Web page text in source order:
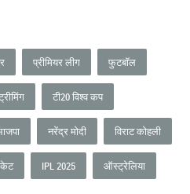
प्रीमियर लीग फुटबॉल
टी20 विश्व कप
नरेंद्र मोदी विराट कोहली
IPL 2025 ऑस्ट्रेलिया